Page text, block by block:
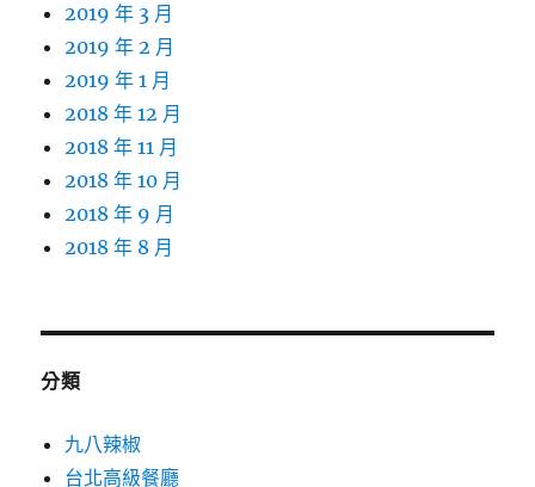
2019 年 3 月
2019 年 2 月
2019 年 1 月
2018 年 12 月
2018 年 11 月
2018 年 10 月
2018 年 9 月
2018 年 8 月
分類
九八辣椒
台北高級餐廳